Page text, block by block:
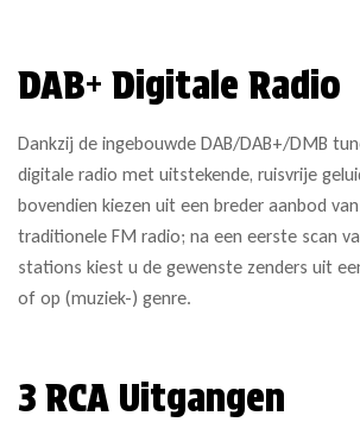
DAB+ Digitale Radio
Dankzij de ingebouwde DAB/DAB+/DMB
digitale radio met uitstekende, ruisvrije
bovendien kiezen uit een breder aanbod
traditionele FM radio; na een eerste scan
stations kiest u de gewenste zenders uit
of op (muziek-) genre.
3 RCA Uitgangen